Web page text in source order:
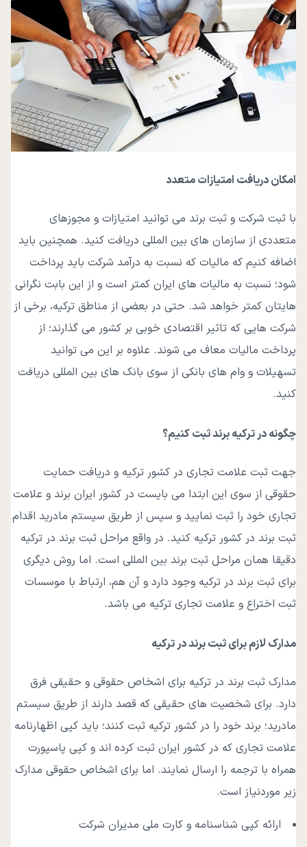
امکان دریافت امتیازات متعدد
با ثبت شرکت و ثبت برند می ‌توانید امتیازات و مجوزهای
متعددی از سازمان‌ های بین المللی دریافت کنید. همچنین باید
اضافه کنیم که مالیات که نسبت به درآمد شرکت باید پرداخت
شود؛ نسبت به مالیات ‌های ایران کمتر است و از این بابت نگرانی
‌هایتان کمتر خواهد شد. حتی در بعضی از مناطق ترکیه، برخی از
شرکت ‌هایی که تاثیر اقتصادی خوبی بر کشور می‌ گذارند؛ از
پرداخت مالیات معاف می ‌شوند. علاوه بر این می‌ توانید
تسهیلات و وام ‌های بانکی از سوی بانک ‌های بین المللی دریافت
کنید.
چگونه در ترکیه برند ثبت کنیم؟
جهت ثبت علامت تجاری در کشور ترکیه و دریافت حمایت
حقوقی از سوی این ابتدا می‌ بایست در کشور ایران برند و علامت
تجاری خود را ثبت نمایید و سپس از طریق سیستم مادرید اقدام
ثبت برند در کشور ترکیه کنید. در واقع مراحل ثبت برند در ترکیه
دقیقا همان مراحل ثبت برند بین المللی است. اما روش دیگری
برای ثبت برند در ترکیه وجود دارد و آن هم، ارتباط با موسسات
ثبت اختراع و علامت تجاری ترکیه می باشد.
مدارک لازم برای ثبت برند در ترکیه
مدارک ثبت برند در ترکیه برای اشخاص حقوقی و حقیقی فرق
دارد. برای شخصیت‌ های حقیقی که قصد دارند از طریق سیستم
مادرید؛ برند خود را در کشور ترکیه ثبت کنند؛ باید کپی اظهارنامه
علامت تجاری که در کشور ایران ثبت کرده اند و کپی پاسپورت
همراه با ترجمه را ارسال نمایند. اما برای اشخاص حقوقی مدارک
زیر موردنیاز است.
ارائه کپی شناسنامه و کارت ملی مدیران شرکت